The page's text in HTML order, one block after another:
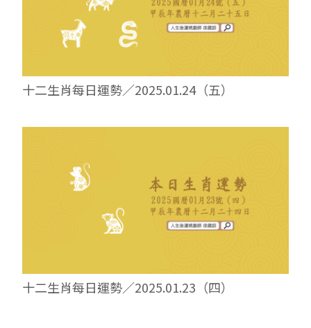
十二生肖每日運勢／2025.01.24（五）
十二生肖每日運勢／2025.01.23（四）